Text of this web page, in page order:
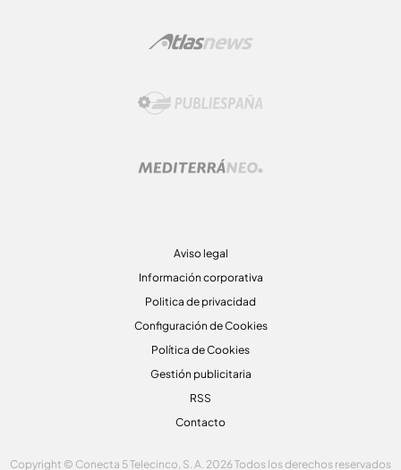
Aviso legal
Información corporativa
Politica de privacidad
Configuración de Cookies
Política de Cookies
Gestión publicitaria
RSS
Contacto
Copyright © Conecta 5 Telecinco, S. A. 2026 Todos los derechos reservados